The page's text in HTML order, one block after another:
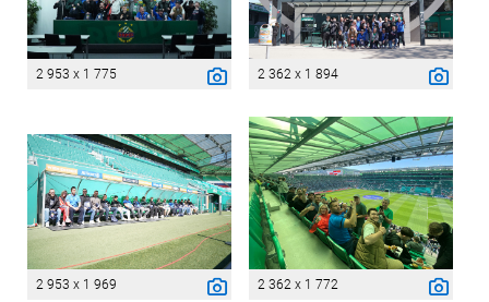
2 953 x 1 775 2 362 x 1 894
2 953 x 1 969 2 362 x 1 772